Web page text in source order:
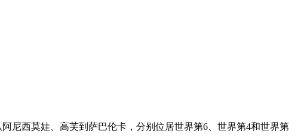
尼西莫娃、高芙到萨巴伦卡，分别位居世界第6、世界第4和世界第